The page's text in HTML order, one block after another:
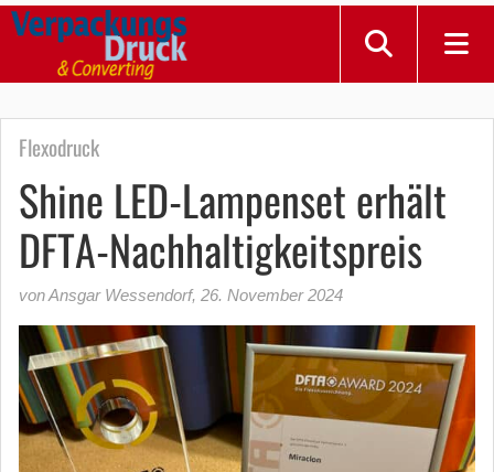
Flexodruck
Shine LED-Lampenset erhält
DFTA-Nachhaltigkeitspreis
von Ansgar Wessendorf, 26. November 2024